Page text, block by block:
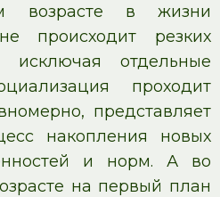
возрасте в жизни
происходит резких
исключая отдельные
проходит
представляет
накопления новых
и норм. А во
на первый план